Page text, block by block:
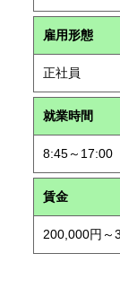
雇用形態
正社員
就業時間
8:45～17:00
賃金
200,000円～